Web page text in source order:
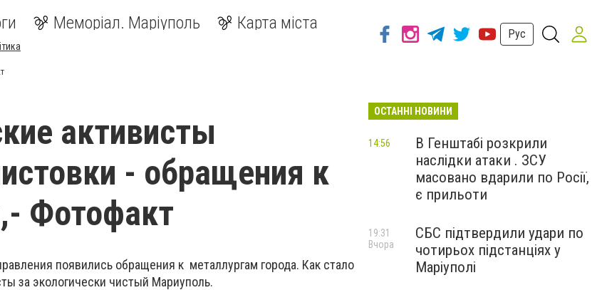
Меморіал. Маріуполь Карта міста
Рус
активисты
- обращения к
Фотофакт
появились обращения к металлургам города. Как стало
за экологически чистый Мариуполь.
ОСТАННІ НОВИНИ
В Генштабі розкрили
наслідки атаки . ЗСУ
масовано вдарили по Росії,
є прильоти
14:56
СБС підтвердили удари по
чотирьох підстанціях у
Маріуполі
19:31
Вчора